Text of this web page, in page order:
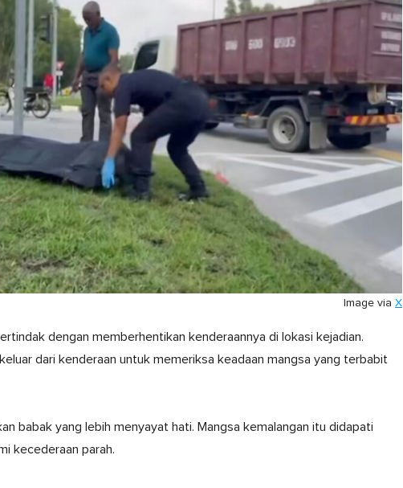
Image via X
dengan memberhentikan kenderaannya di lokasi kejadian.
dari kenderaan untuk memeriksa keadaan mangsa yang terbabit
babak yang lebih menyayat hati. Mangsa kemalangan itu didapati
kecederaan parah.